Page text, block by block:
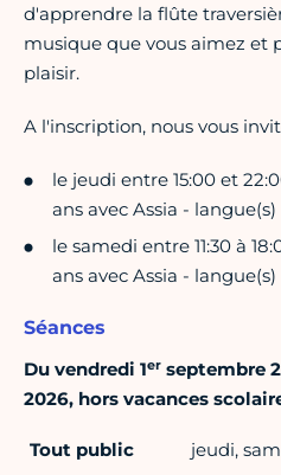
d'apprendre la flûte
musique que vous aimez et
plaisir.
A l'inscription, nous vous
le jeudi entre 15:00 et
ans avec Assia -
le samedi entre 11:30 à
ans avec Assia -
Séances
Du vendredi 1er septembre
2026, hors vacances
Tout public jeudi,